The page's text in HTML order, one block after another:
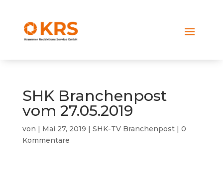
SHK Branchenpost
vom 27.05.2019
von | Mai 27, 2019 | SHK-TV Branchenpost| 0
Kommentare